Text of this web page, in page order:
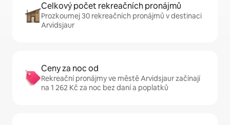
Celkový počet rekreačních pronájmů
Prozkoumej 30 rekreačních pronájmů v destinaci
Arvidsjaur
Ceny za noc od
Rekreační pronájmy ve městě Arvidsjaur začínají
na 1 262 Kč za noc bez daní a poplatků